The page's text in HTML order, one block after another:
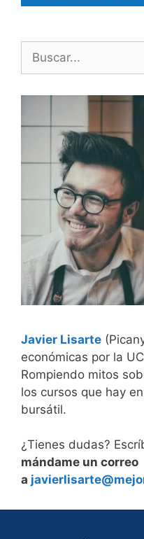
Javier Lisarte
económicas por la
Rompiendo mitos
los cursos que hay
bursátil.
¿Tienes dudas?
mándame un correo
a